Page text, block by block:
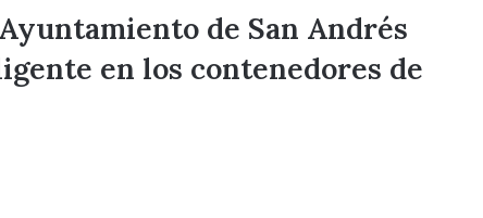
de San Andrés
en los contenedores de